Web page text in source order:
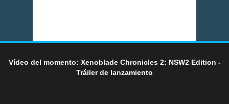
Vídeo del momento: Xenoblade Chronicles 2: NSW2 Edition -
Tráiler de lanzamiento